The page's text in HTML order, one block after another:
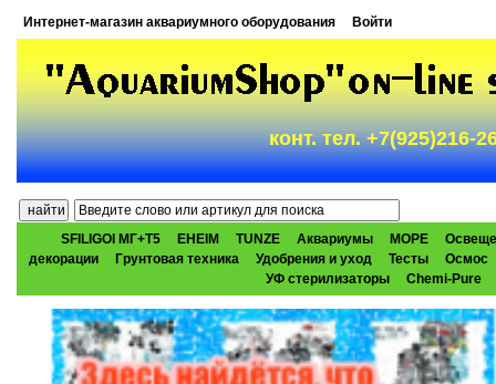
Интернет-магазин аквариумного оборудования Войти
конт. тел. +7(925)216-
SFILIGOI МГ+Т5 EHEIM TUNZE Аквариумы МОРЕ
декорации
Грунтовая техника Удобрения и уход Тесты
Осмос
УФ стерилизаторы
Chemi-Pure